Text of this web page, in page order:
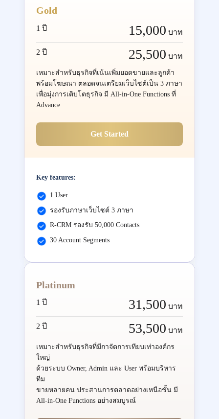
Gold
1 ปี 15,000 บาท
2 ปี 25,500 บาท
เหมาะสำหรับธุรกิจที่เน้นเพิ่มยอดขายและลูกค้า
พร้อมโฆษณา ตลอดจนเตรียมเว็บไซต์เป็น 3 ภาษา
เพื่อมุ่งการเติบโตธุรกิจ มี All-in-One Functions ที่
Advance
Get Started
Key features:
1 User
รองรับภาษาเว็บไซต์ 3 ภาษา
R-CRM รองรับ 50,000 Contacts
30 Account Segments
Platinum
1 ปี 31,500 บาท
2 ปี 53,500 บาท
เหมาะสำหรับธุรกิจที่มีกาจัดการเทียบเท่าองค์กร
ใหญ่
ด้วยระบบ Owner, Admin และ User พร้อมบริหาร
ทีม
ขายหลายคน ประสานการตลาดอย่างเหนือชั้น มี
All-in-One Functions อย่างสมบูรณ์